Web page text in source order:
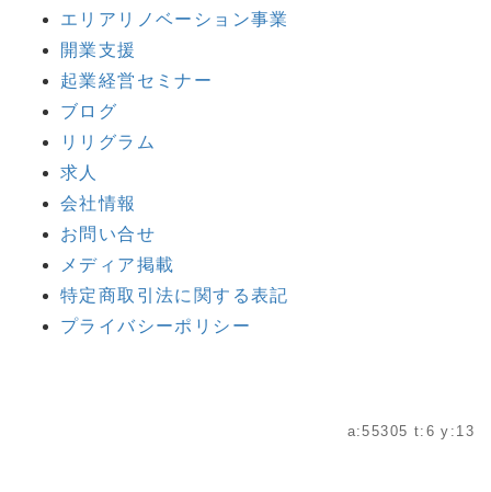
エリアリノベーション事業
開業支援
起業経営セミナー
ブログ
リリグラム
求人
会社情報
お問い合せ
メディア掲載
特定商取引法に関する表記
プライバシーポリシー
a:55305 t:6 y:13